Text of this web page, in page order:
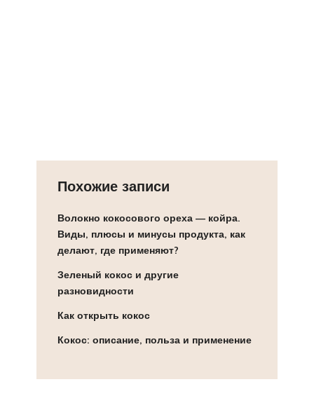
Похожие записи
Волокно кокосового ореха — койра.
Виды, плюсы и минусы продукта, как
делают, где применяют?
Зеленый кокос и другие
разновидности
Как открыть кокос
Кокос: описание, польза и применение